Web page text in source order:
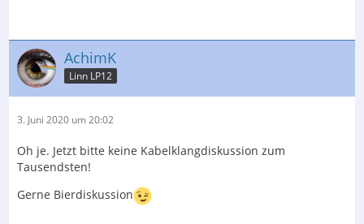
AchimK
Linn LP12
3. Juni 2020 um 20:02
Oh je. Jetzt bitte keine Kabelklangdiskussion zum
Tausendsten!
Gerne Bierdiskussion